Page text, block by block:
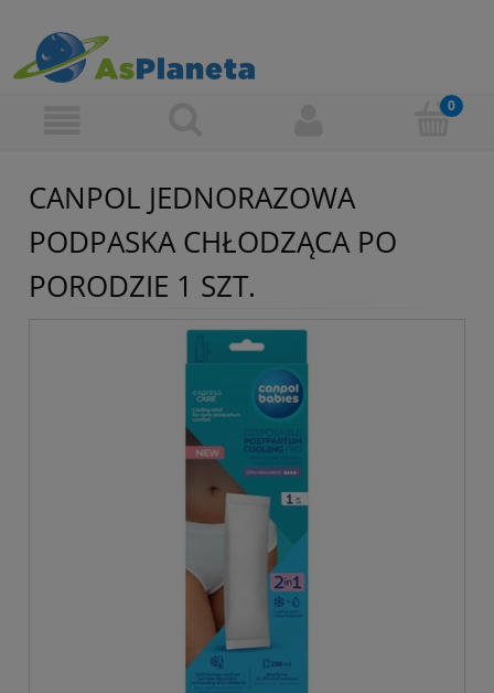
CANPOL JEDNORAZOWA
PODPASKA CHŁODZĄCA PO
PORODZIE 1 SZT.